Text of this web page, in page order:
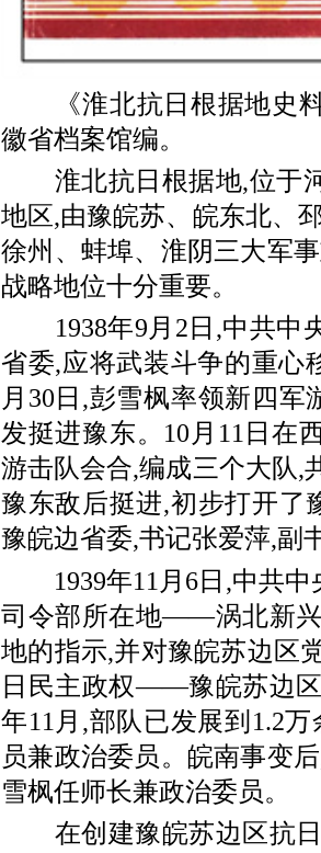
《淮北抗日根据地史料
徽省档案馆编。
淮北抗日根据地,位于河
地区,由豫皖苏、皖东北、
徐州、蚌埠、淮阴三大军
战略地位十分重要。
1938年9月2日,中共中
省委,应将武装斗争的重心
月30日,彭雪枫率领新四军
发挺进豫东。10月11日在
游击队会合,编成三个大队,
豫东敌后挺进,初步打开了
豫皖边省委,书记张爱萍,副
1939年11月6日,中共中
司令部所在地――涡北新兴
地的指示,并对豫皖苏边区
日民主政权――豫皖苏边区
年11月,部队已发展到1.2
员兼政治委员。皖南事变
雪枫任师长兼政治委员。
在创建豫皖苏边区抗日